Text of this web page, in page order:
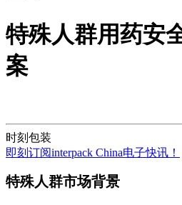
特殊人群用药安
案
时刻包装
即刻订阅interpack China电子快讯！
特殊人群市场背景